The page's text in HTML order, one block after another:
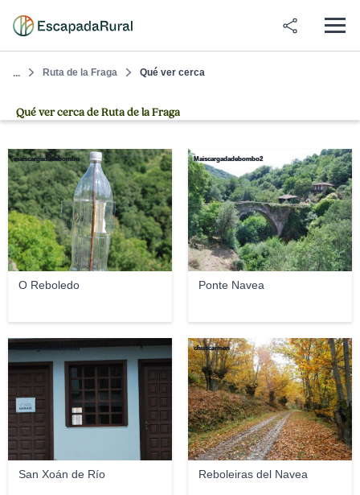
... Ruta de la Fraga Qué ver cerca
Qué ver cerca de Ruta de la Fraga
O Reboledo
maiscargadadebombo
Ponte Navea
Maiscargadadebombo2
San Xoán de Río
maiscargadadebombo
Reboleiras del Navea
chuscarmen